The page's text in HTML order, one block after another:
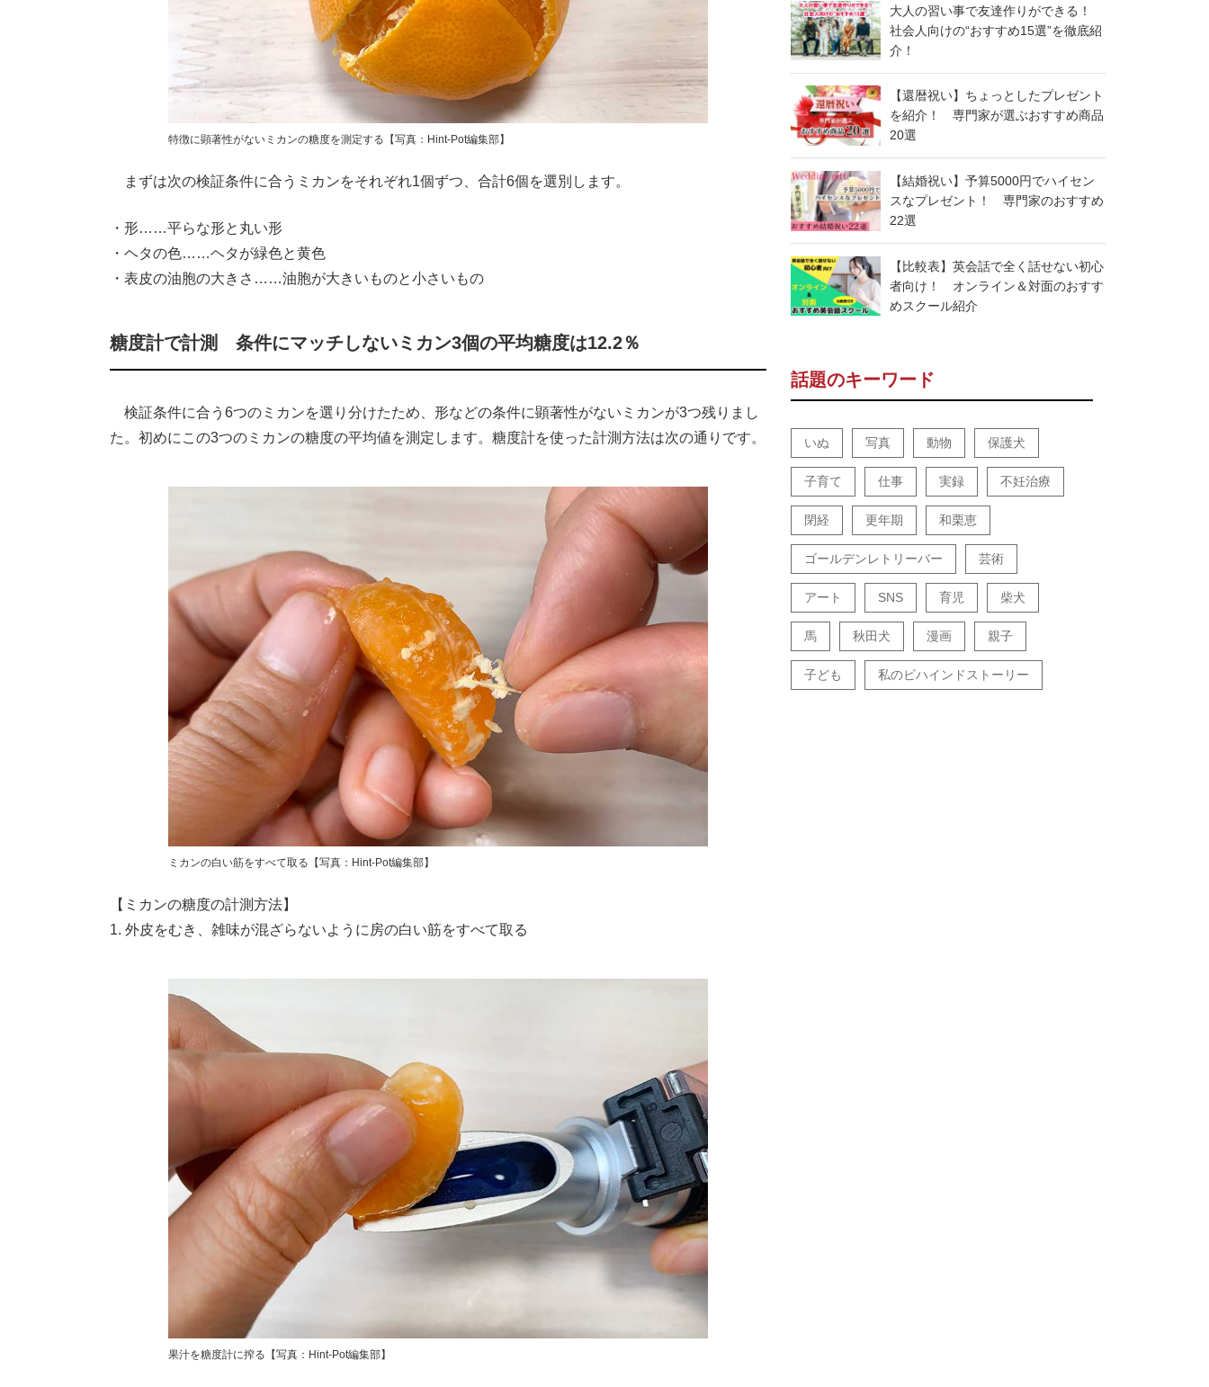
特徴に顕著性がないミカンの糖度を測定する【写真：Hint-Pot編集部】
まずは次の検証条件に合うミカンをそれぞれ1個ずつ、合計6個を選別します。
・形……平らな形と丸い形
・ヘタの色……ヘタが緑色と黄色
・表皮の油胞の大きさ……油胞が大きいものと小さいもの
糖度計で計測 条件にマッチしないミカン3個の平均糖度は12.2％
検証条件に合う6つのミカンを選り分けたため、形などの条件に顕著性がないミカンが3つ残りまし
た。初めにこの3つのミカンの糖度の平均値を測定します。糖度計を使った計測方法は次の通りです。
ミカンの白い筋をすべて取る【写真：Hint-Pot編集部】
【ミカンの糖度の計測方法】
1. 外皮をむき、雑味が混ざらないように房の白い筋をすべて取る
果汁を糖度計に搾る【写真：Hint-Pot編集部】
大人の習い事で友達作りができる！
社会人向けの“おすすめ15選”を徹底紹
介！
【還暦祝い】ちょっとしたプレゼント
を紹介！ 専門家が選ぶおすすめ商品
20選
【結婚祝い】予算5000円でハイセン
スなプレゼント！ 専門家のおすすめ
22選
【比較表】英会話で全く話せない初心
者向け！ オンライン＆対面のおすす
めスクール紹介
話題のキーワード
いぬ 写真 動物 保護犬
子育て 仕事 実録 不妊治療
閉経 更年期 和栗恵
ゴールデンレトリーバー 芸術
アート SNS 育児 柴犬
馬 秋田犬 漫画 親子
子ども 私のビハインドストーリー